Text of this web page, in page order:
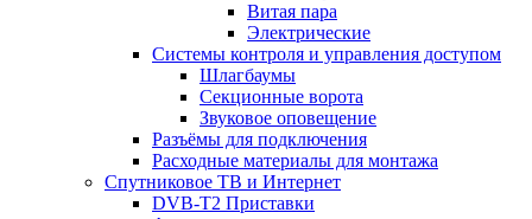
Витая пара
Электрические
Системы контроля и управления доступом
Шлагбаумы
Секционные ворота
Звуковое оповещение
Разъёмы для подключения
Расходные материалы для монтажа
Спутниковое ТВ и Интернет
DVB-Т2 Приставки